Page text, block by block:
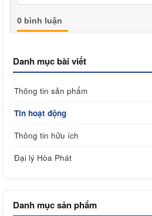
0 bình luận
Danh mục bài viết
Thông tin sản phẩm
Tin hoạt động
Thông tin hữu ích
Đại lý Hòa Phát
Danh mục sản phẩm